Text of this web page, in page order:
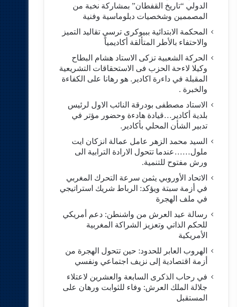
الدولي “تاريخ القفطان” بمشاركة نخبة من
المصممين وشخصيات دبلوماسية وفنية
المحكمة الابتدائية ببيوكرى ترسي تقاليد التميز
والاحتفاء بالأطر المتألقة أكاديمياً
الحركة الشعبية تزكى الاستاد هشام البطاح
وكيلا لاءحة الحزب فى الاستحقاقات التشريعية
المقبلة في داءرة اكادير. هو رهانا على الكفاءة
والخبرة .
الاستاد مصطفى بودرقة النائب الاول لرئيس
بلدية أكادير…قيادة هادءة وحضور مؤتر في
تدبير الشأن المحلي بأكادير.
السيد محمد الزهر عامل عمالة انزكان ايت
ملول……عندما تتحول الارادة الترابية الى
ورش مفتوح للتنمية.
الاتحاد الأوروبي يثمن سرعة التحرك المغربي
في أزمة سبتة ويؤكد: الرباط شريك استراتيجي
في ملف الهجرة
رسالة عيد العرش من واشنطن: دعم أمريكي
للحكم الذاتي وتعزيز الشراكة المغربية
الأمريكية
​الهروب العابر للحدود: حين تتحول الهجرة من
أزمة اقتصادية إلى نزيف اجتماعي ونفسي
في رحاب الذكرى السابعة والعشرين لاعتلاء
جلالة الملك العرش: وفاء للثوابت ورهان على
المستقبل